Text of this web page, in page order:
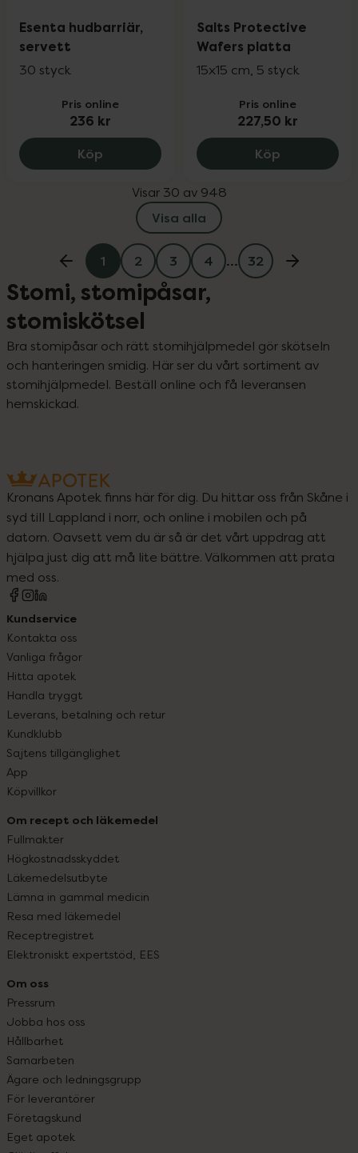
Esenta hudbarriär,
servett
30 styck
Pris online
236 kr
Köp Esenta hudbarriär, servett, 236 kr.
Salts Protective
Wafers platta
15x15 cm, 5 styck
Pris online
227,50 kr
Köp Salts
Visar 30 av 948
Visa alla
1 2 3 4 … 32
Stomi, stomipåsar,
stomiskötsel
Bra stomipåsar och rätt stomihjälpmedel gör skötseln
och hanteringen smidig. Här ser du vårt sortiment av
stomihjälpmedel. Beställ online och få leveransen
hemskickad.
Kronans Apotek finns här för dig. Du hittar oss från Skåne i
syd till Lappland i norr, och online i mobilen och på
datorn. Oavsett vem du är så är det vårt uppdrag att
hjälpa just dig att må lite bättre. Välkommen att prata
med oss.
Kundservice
Kontakta oss
Vanliga frågor
Hitta apotek
Handla tryggt
Leverans, betalning och retur
Kundklubb
Sajtens tillgänglighet
App
Köpvillkor
Om recept och läkemedel
Fullmakter
Högkostnadsskyddet
Läkemedelsutbyte
Lämna in gammal medicin
Resa med läkemedel
Receptregistret
Elektroniskt expertstöd, EES
Om oss
Pressrum
Jobba hos oss
Hållbarhet
Samarbeten
Ägare och ledningsgrupp
För leverantörer
Företagskund
Eget apotek